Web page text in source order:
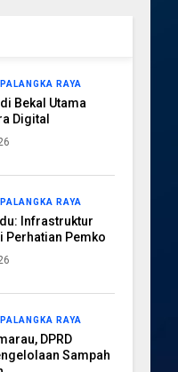
RAYA
Bekal Utama
Digital
RAYA
Infrastruktur
Perhatian Pemko
RAYA
DPRD
Sampah